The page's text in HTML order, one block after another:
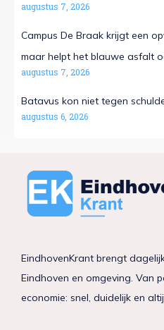
augustus 7, 2026
Campus De Braak krijgt een
maar helpt het blauwe asfalt
augustus 7, 2026
Batavus kon niet tegen
augustus 6, 2026
EindhovenKrant brengt
Eindhoven en omgeving. Van
economie: snel, duidelijk en